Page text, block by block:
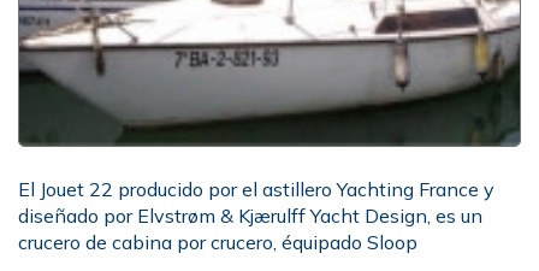
El Jouet 22 producido por el astillero Yachting France y
diseñado por Elvstrøm & Kjærulff Yacht Design, es un
crucero de cabina por crucero, équipado Sloop